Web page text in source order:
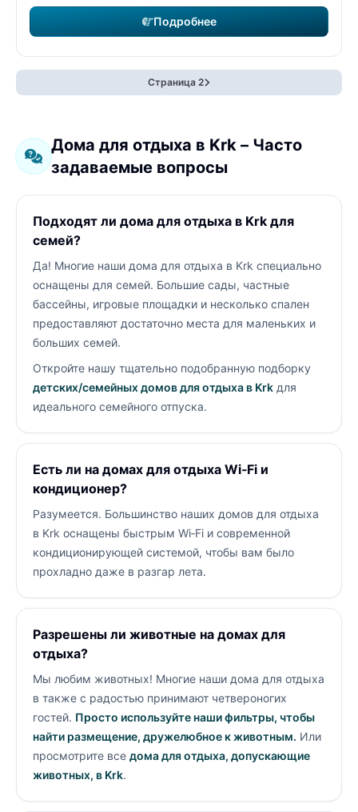
Подробнее
Страница 2
Дома для отдыха в Krk – Часто
задаваемые вопросы
Подходят ли дома для отдыха в Krk для
семей?
Да! Многие наши дома для отдыха в Krk специально
оснащены для семей. Большие сады, частные
бассейны, игровые площадки и несколько спален
предоставляют достаточно места для маленьких и
больших семей.
Откройте нашу тщательно подобранную подборку
детских/семейных домов для отдыха в Krk для
идеального семейного отпуска.
Есть ли на домах для отдыха Wi‑Fi и
кондиционер?
Разумеется. Большинство наших домов для отдыха
в Krk оснащены быстрым Wi‑Fi и современной
кондиционирующей системой, чтобы вам было
прохладно даже в разгар лета.
Разрешены ли животные на домах для
отдыха?
Мы любим животных! Многие наши дома для отдыха
в также с радостью принимают четвероногих
гостей. Просто используйте наши фильтры, чтобы
найти размещение, дружелюбное к животным. Или
просмотрите все дома для отдыха, допускающие
животных, в Krk.